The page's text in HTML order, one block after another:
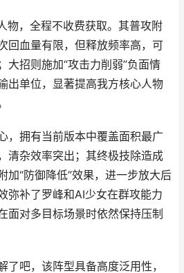
物，全程不收费获取。其普攻附
回血量有限，但释放频率高，可
大招则施加“攻击力削弱”负面情
出单位，显著提高我方核心人物
，拥有当前版本中覆盖面积最广
清杂效率突出；其终极技除造成
加“防御降低”效果，进一步放大后
弥补了罗峰和AI少女在群攻能力
面对多目标场景时依然保持压制
了吧，该阵型具备高度泛用性，